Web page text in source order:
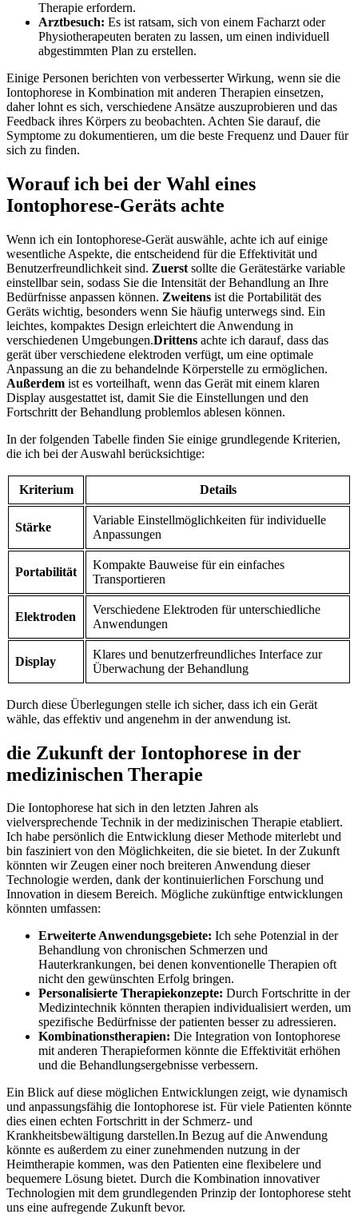
⁤Therapie erfordern.
Arztbesuch: ⁢Es ist ratsam, sich⁤ von einem Facharzt oder
Physiotherapeuten⁤ beraten zu lassen, um einen individuell
abgestimmten Plan zu erstellen.
Einige Personen ⁤berichten von verbesserter Wirkung, wenn sie die
Iontophorese ​in Kombination mit anderen Therapien einsetzen,
daher lohnt‍ es​ sich, verschiedene Ansätze ⁢auszuprobieren und das
Feedback ihres ​Körpers ⁤zu ⁢beobachten. Achten Sie darauf, die
Symptome zu dokumentieren,⁤ um die beste Frequenz und Dauer‌ für
sich zu​ finden.
Worauf ich bei der Wahl eines
Iontophorese-Geräts achte
Wenn​ ich ein⁢ Iontophorese-Gerät auswähle, achte‍ ich auf einige
wesentliche ‌Aspekte,​ die entscheidend für die Effektivität und
Benutzerfreundlichkeit sind. Zuerst sollte die ⁢Gerätestärke variable
einstellbar sein, sodass⁢ Sie die ​Intensität‍ der Behandlung an​ Ihre
‌Bedürfnisse anpassen ⁢können. Zweitens ⁢ist die​ Portabilität‌ des
⁣Geräts⁣ wichtig, besonders‌ wenn Sie ⁢häufig‌ unterwegs sind. Ein
leichtes, kompaktes Design⁣ erleichtert die Anwendung in
verschiedenen⁤ Umgebungen.Drittens achte ich darauf, dass das
gerät über verschiedene elektroden verfügt, um eine optimale
Anpassung an die zu behandelnde Körperstelle zu ermöglichen.
Außerdem ist ‍es vorteilhaft, wenn das Gerät mit einem ⁢klaren
Display ausgestattet ist, damit Sie die Einstellungen und den
⁤Fortschritt der Behandlung problemlos ​ablesen können.
In der folgenden Tabelle finden Sie ‌einige grundlegende Kriterien,
die‍ ich bei‌ der Auswahl berücksichtige:
Kriterium Details
Stärke
Variable Einstellmöglichkeiten für individuelle
Anpassungen
Portabilität
Kompakte Bauweise für ein einfaches
Transportieren
Elektroden
Verschiedene ⁣Elektroden ⁤für unterschiedliche⁢
Anwendungen
Display
Klares und benutzerfreundliches Interface ⁣zur
Überwachung der Behandlung
Durch diese ⁣Überlegungen stelle ich sicher, dass ich ein Gerät
wähle, das effektiv und angenehm in der anwendung ist.
die Zukunft der ​Iontophorese ⁢in der
medizinischen Therapie
Die Iontophorese hat sich in​ den letzten Jahren als‌
vielversprechende Technik in der ⁤medizinischen Therapie etabliert.
Ich habe persönlich die Entwicklung dieser Methode miterlebt ⁣und
bin fasziniert von den Möglichkeiten,⁣ die sie bietet.‍ In der Zukunft
‌könnten⁤ wir Zeugen einer noch breiteren Anwendung dieser
Technologie werden, dank der kontinuierlichen Forschung und⁤
Innovation in diesem Bereich.​ Mögliche ⁤zukünftige entwicklungen
könnten umfassen:
Erweiterte Anwendungsgebiete: Ich⁣ sehe Potenzial in ​der
Behandlung von chronischen Schmerzen und
Hauterkrankungen, bei denen ​konventionelle Therapien oft
nicht den ​gewünschten Erfolg ‌bringen.
Personalisierte Therapiekonzepte: Durch Fortschritte in ​der
Medizintechnik könnten therapien individualisiert werden, um
spezifische Bedürfnisse der patienten besser zu adressieren.
Kombinationstherapien: Die Integration von Iontophorese
mit anderen Therapieformen könnte die​ Effektivität erhöhen
und⁤ die Behandlungsergebnisse verbessern.
Ein Blick auf diese ⁤möglichen Entwicklungen zeigt, wie‌ dynamisch
⁣und anpassungsfähig die Iontophorese ist. Für viele Patienten könnte
dies einen echten Fortschritt in der Schmerz- und⁤
Krankheitsbewältigung ‍darstellen.In Bezug auf die Anwendung
⁤könnte es außerdem ‍zu einer zunehmenden nutzung in der ​
Heimtherapie kommen, was den Patienten‌ eine flexibelere⁢ und
bequemere Lösung bietet.‍ Durch die Kombination innovativer⁣
Technologien mit dem grundlegenden Prinzip⁤ der Iontophorese⁣ steht
uns eine aufregende Zukunft bevor.